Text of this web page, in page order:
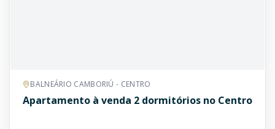
BALNEÁRIO CAMBORIÚ - CENTRO
Apartamento à venda 2 dormitórios no Centro